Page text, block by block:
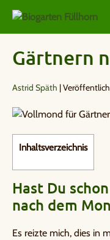
Gärtnern
Astrid Späth |
Inhaltsverzeichnis
Hast Du
nach dem
Es reizte mich, dies in